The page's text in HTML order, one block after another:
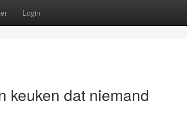
Login
keuken dat niemand